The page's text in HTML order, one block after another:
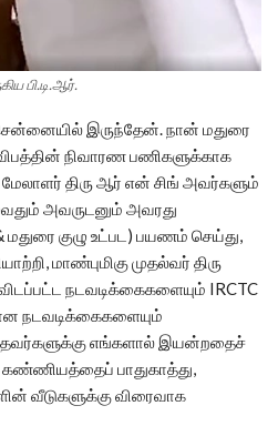
பி.டி.ஆர்.
இருந்தேன். நான் மதுரை
நிவாரண பணிகளுக்காக
திரு ஆர் என் சிங் அவர்களும்
அவருடனும் அவரது
மதுரை குழு உட்பட) பயணம் செய்து,
மாண்புமிகு முதல்வர் திரு
நடவடிக்கைகளையும் IRCTC
நடவடிக்கைகளையும்
எங்களால் இயன்றதைச்
பாதுகாத்து,
வீடுகளுக்கு விரைவாக